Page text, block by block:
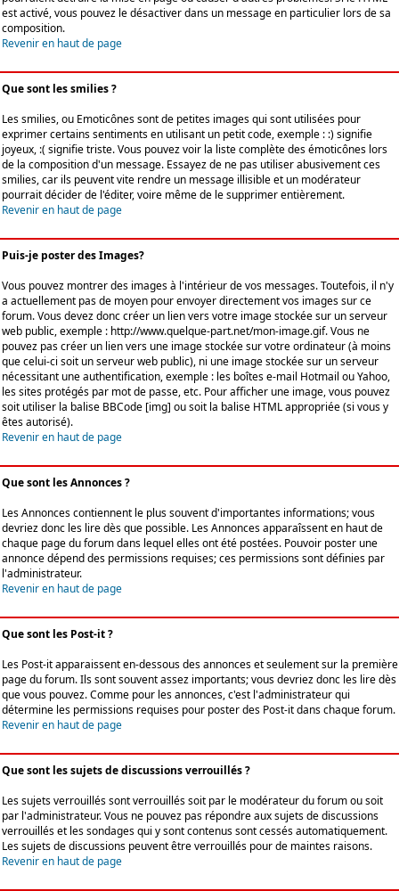
est activé, vous pouvez le désactiver dans un message en particulier lors de sa
composition.
Revenir en haut de page
Que sont les smilies ?
Les smilies, ou Emoticônes sont de petites images qui sont utilisées pour
exprimer certains sentiments en utilisant un petit code, exemple : :) signifie
joyeux, :( signifie triste. Vous pouvez voir la liste complète des émoticônes lors
de la composition d'un message. Essayez de ne pas utiliser abusivement ces
smilies, car ils peuvent vite rendre un message illisible et un modérateur
pourrait décider de l'éditer, voire même de le supprimer entièrement.
Revenir en haut de page
Puis-je poster des Images?
Vous pouvez montrer des images à l'intérieur de vos messages. Toutefois, il n'y
a actuellement pas de moyen pour envoyer directement vos images sur ce
forum. Vous devez donc créer un lien vers votre image stockée sur un serveur
web public, exemple : http://www.quelque-part.net/mon-image.gif. Vous ne
pouvez pas créer un lien vers une image stockée sur votre ordinateur (à moins
que celui-ci soit un serveur web public), ni une image stockée sur un serveur
nécessitant une authentification, exemple : les boîtes e-mail Hotmail ou Yahoo,
les sites protégés par mot de passe, etc. Pour afficher une image, vous pouvez
soit utiliser la balise BBCode [img] ou soit la balise HTML appropriée (si vous y
êtes autorisé).
Revenir en haut de page
Que sont les Annonces ?
Les Annonces contiennent le plus souvent d'importantes informations; vous
devriez donc les lire dès que possible. Les Annonces apparaîssent en haut de
chaque page du forum dans lequel elles ont été postées. Pouvoir poster une
annonce dépend des permissions requises; ces permissions sont définies par
l'administrateur.
Revenir en haut de page
Que sont les Post-it ?
Les Post-it apparaissent en-dessous des annonces et seulement sur la première
page du forum. Ils sont souvent assez importants; vous devriez donc les lire dès
que vous pouvez. Comme pour les annonces, c'est l'administrateur qui
détermine les permissions requises pour poster des Post-it dans chaque forum.
Revenir en haut de page
Que sont les sujets de discussions verrouillés ?
Les sujets verrouillés sont verrouillés soit par le modérateur du forum ou soit
par l'administrateur. Vous ne pouvez pas répondre aux sujets de discussions
verrouillés et les sondages qui y sont contenus sont cessés automatiquement.
Les sujets de discussions peuvent être verrouillés pour de maintes raisons.
Revenir en haut de page